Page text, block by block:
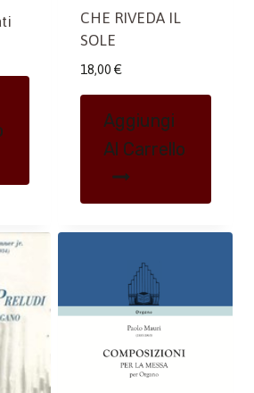
CHE RIVEDA IL
SOLE
18,00 €
Aggiungi
Al Carrello